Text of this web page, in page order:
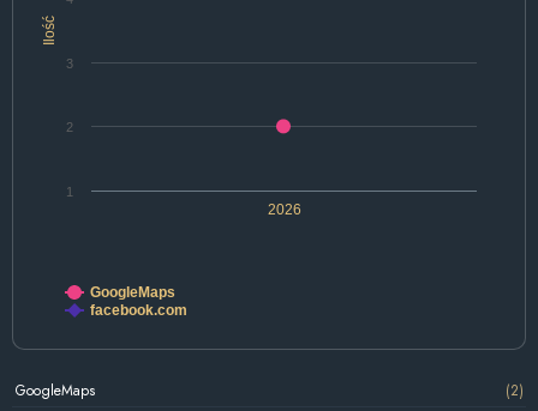
Ilość
2026
1
2
3
GoogleMaps
facebook.com
GoogleMaps
(2)